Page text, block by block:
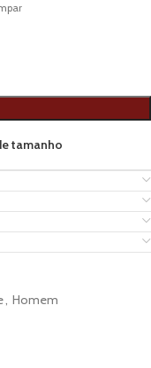
tamanho
, Homem